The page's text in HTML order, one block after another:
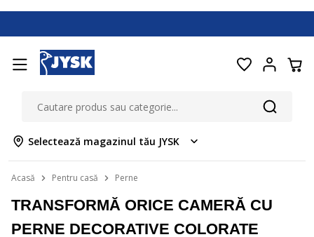
Selectează magazinul tău JYSK
Acasă Pentru casă Perne
TRANSFORMĂ ORICE CAMERĂ CU
PERNE DECORATIVE COLORATE